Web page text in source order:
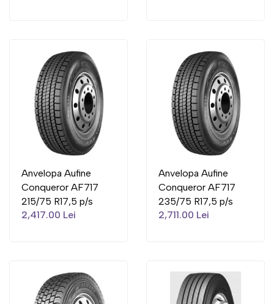
Anvelopa Aufine
Conqueror AF717
215/75 R17,5 p/s
2,417.00 Lei
Anvelopa Aufine
Conqueror AF717
235/75 R17,5 p/s
2,711.00 Lei